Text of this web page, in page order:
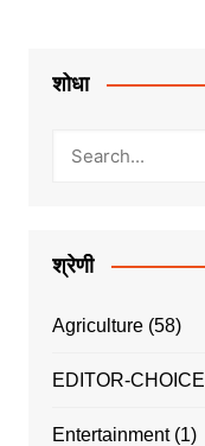
शोधा
श्रेणी
Agriculture(58)
EDITOR-CHOICE
Entertainment(1)